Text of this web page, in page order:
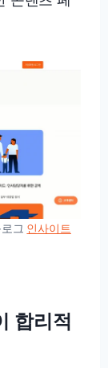
그 인사이트
합리적